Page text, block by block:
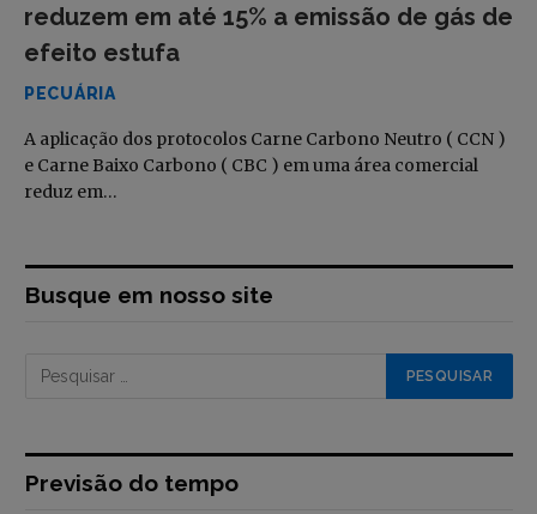
reduzem em até 15% a emissão de gás de
efeito estufa
PECUÁRIA
A aplicação dos protocolos Carne Carbono Neutro ( CCN )
e Carne Baixo Carbono ( CBC ) em uma área comercial
reduz em…
Busque em nosso site
Previsão do tempo